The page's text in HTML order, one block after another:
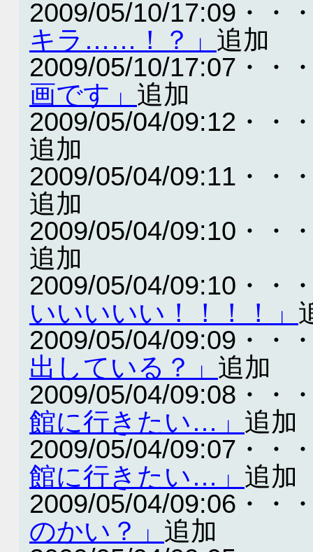
2009/05/10/17:09・・
キラ……！？」 追加
2009/05/10/17:07・・
画です」 追加
2009/05/04/09:12・・
追加
2009/05/04/09:11・・
追加
2009/05/04/09:10・・
追加
2009/05/04/09:10・・
いいいいい！！！！」
2009/05/04/09:09・・
出している？」 追加
2009/05/04/09:08・・
館に行きたい…」 追加
2009/05/04/09:07・・
館に行きたい…」 追加
2009/05/04/09:06・・
のかい？」 追加